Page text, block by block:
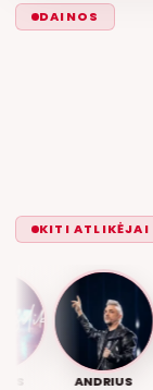
DAINOS
KITI ATLIKĖJAI
ANDRIUS